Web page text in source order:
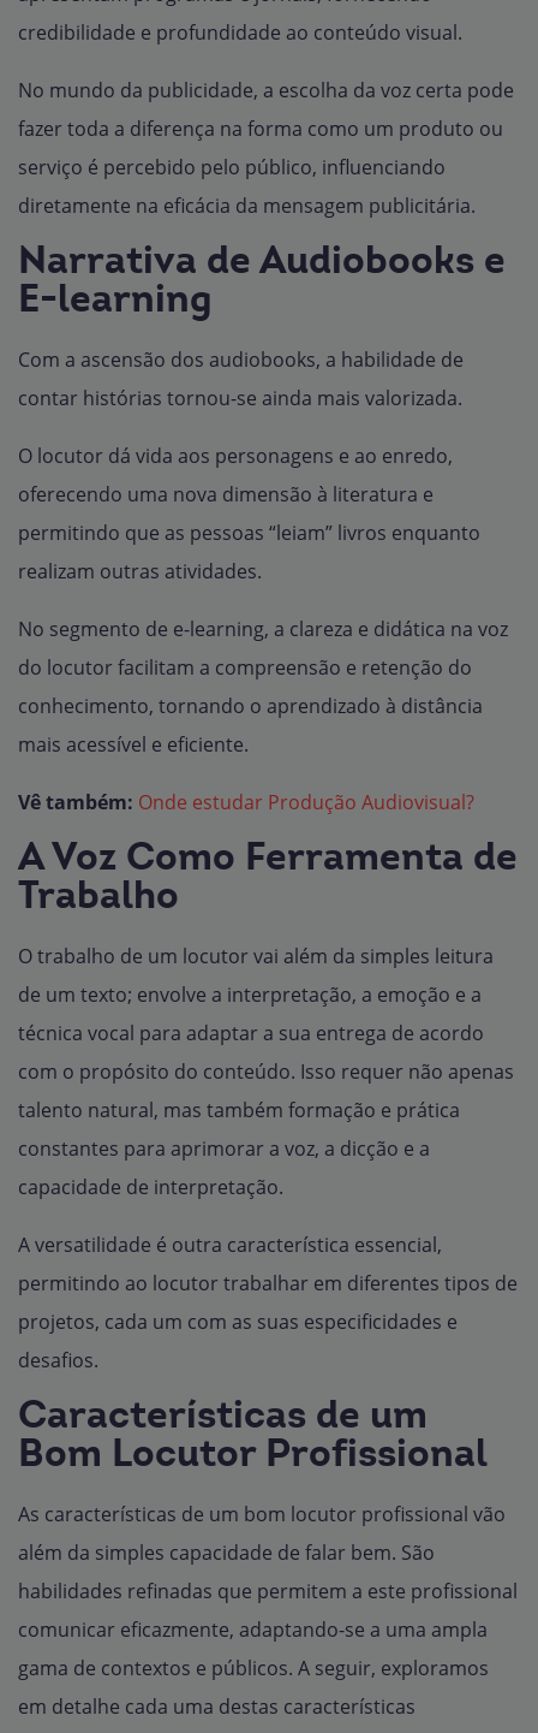
credibilidade e profundidade ao conteúdo visual.
No mundo da publicidade, a escolha da voz certa pode
fazer toda a diferença na forma como um produto ou
serviço é percebido pelo público, influenciando
diretamente na eficácia da mensagem publicitária.
Narrativa de Audiobooks e
E-learning
Com a ascensão dos audiobooks, a habilidade de
contar histórias tornou-se ainda mais valorizada.
O locutor dá vida aos personagens e ao enredo,
oferecendo uma nova dimensão à literatura e
permitindo que as pessoas “leiam” livros enquanto
realizam outras atividades.
No segmento de e-learning, a clareza e didática na voz
do locutor facilitam a compreensão e retenção do
conhecimento, tornando o aprendizado à distância
mais acessível e eficiente.
Vê também: Onde estudar Produção Audiovisual?
A Voz Como Ferramenta de
Trabalho
O trabalho de um locutor vai além da simples leitura
de um texto; envolve a interpretação, a emoção e a
técnica vocal para adaptar a sua entrega de acordo
com o propósito do conteúdo. Isso requer não apenas
talento natural, mas também formação e prática
constantes para aprimorar a voz, a dicção e a
capacidade de interpretação.
A versatilidade é outra característica essencial,
permitindo ao locutor trabalhar em diferentes tipos de
projetos, cada um com as suas especificidades e
desafios.
Características de um
Bom Locutor Profissional
As características de um bom locutor profissional vão
além da simples capacidade de falar bem. São
habilidades refinadas que permitem a este profissional
comunicar eficazmente, adaptando-se a uma ampla
gama de contextos e públicos. A seguir, exploramos
em detalhe cada uma destas características